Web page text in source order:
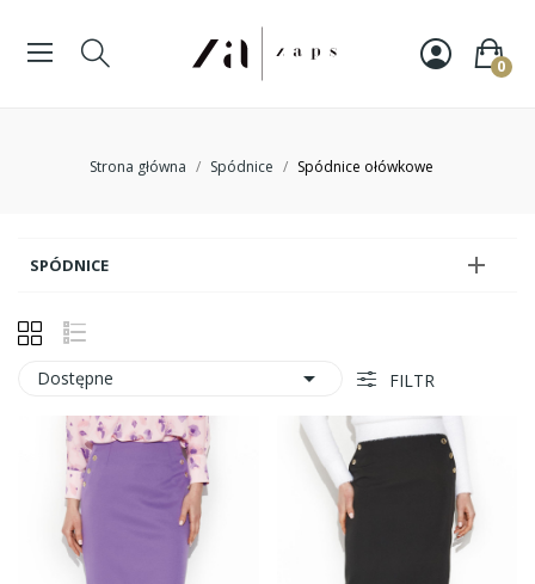
0
Strona główna Spódnice Spódnice ołówkowe
SPÓDNICE 
Dostępne  FILTR